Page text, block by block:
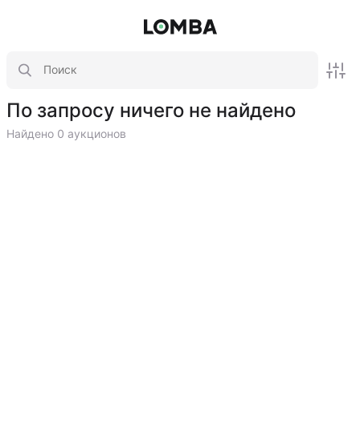
По запросу ничего не найдено
Найдено 0 аукционов